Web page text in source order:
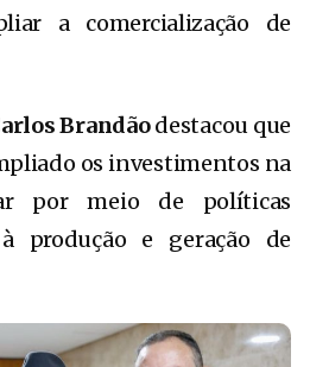
a comercialização de
Brandãodestacou que
os investimentos na
por meio de políticas
produção e geração de